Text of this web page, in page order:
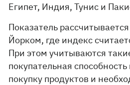
Египет, Индия, Тунис и
Показатель
Йорком, где индекс
При этом учитываются
покупательная
покупку продуктов и